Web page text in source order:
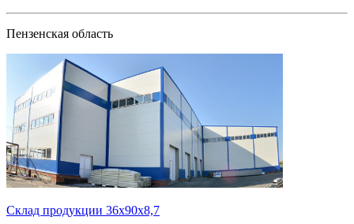
Пензенская область
Склад продукции 36х90х8,7